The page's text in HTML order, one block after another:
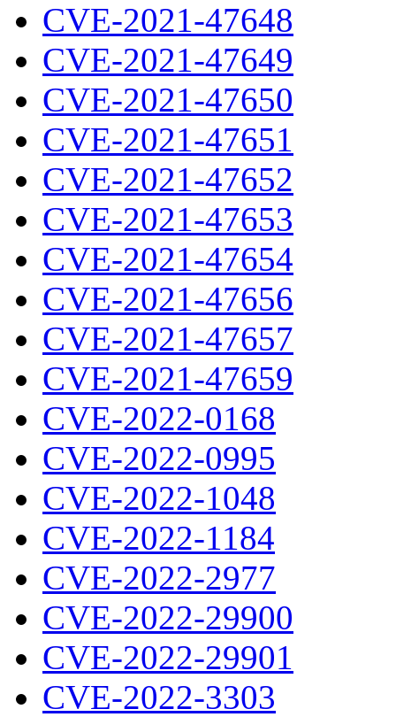
CVE-2021-47648
CVE-2021-47649
CVE-2021-47650
CVE-2021-47651
CVE-2021-47652
CVE-2021-47653
CVE-2021-47654
CVE-2021-47656
CVE-2021-47657
CVE-2021-47659
CVE-2022-0168
CVE-2022-0995
CVE-2022-1048
CVE-2022-1184
CVE-2022-2977
CVE-2022-29900
CVE-2022-29901
CVE-2022-3303